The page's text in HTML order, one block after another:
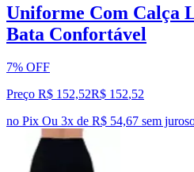
Uniforme Com Calça
Bata Confortável
7% OFF
Preço R$ 152,52R$ 152,52
no Pix Ou 3x de R$ 54,67 sem juros